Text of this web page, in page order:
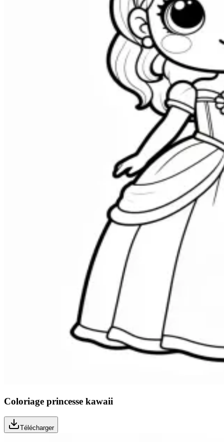
Coloriage princesse kawaii
Télécharger